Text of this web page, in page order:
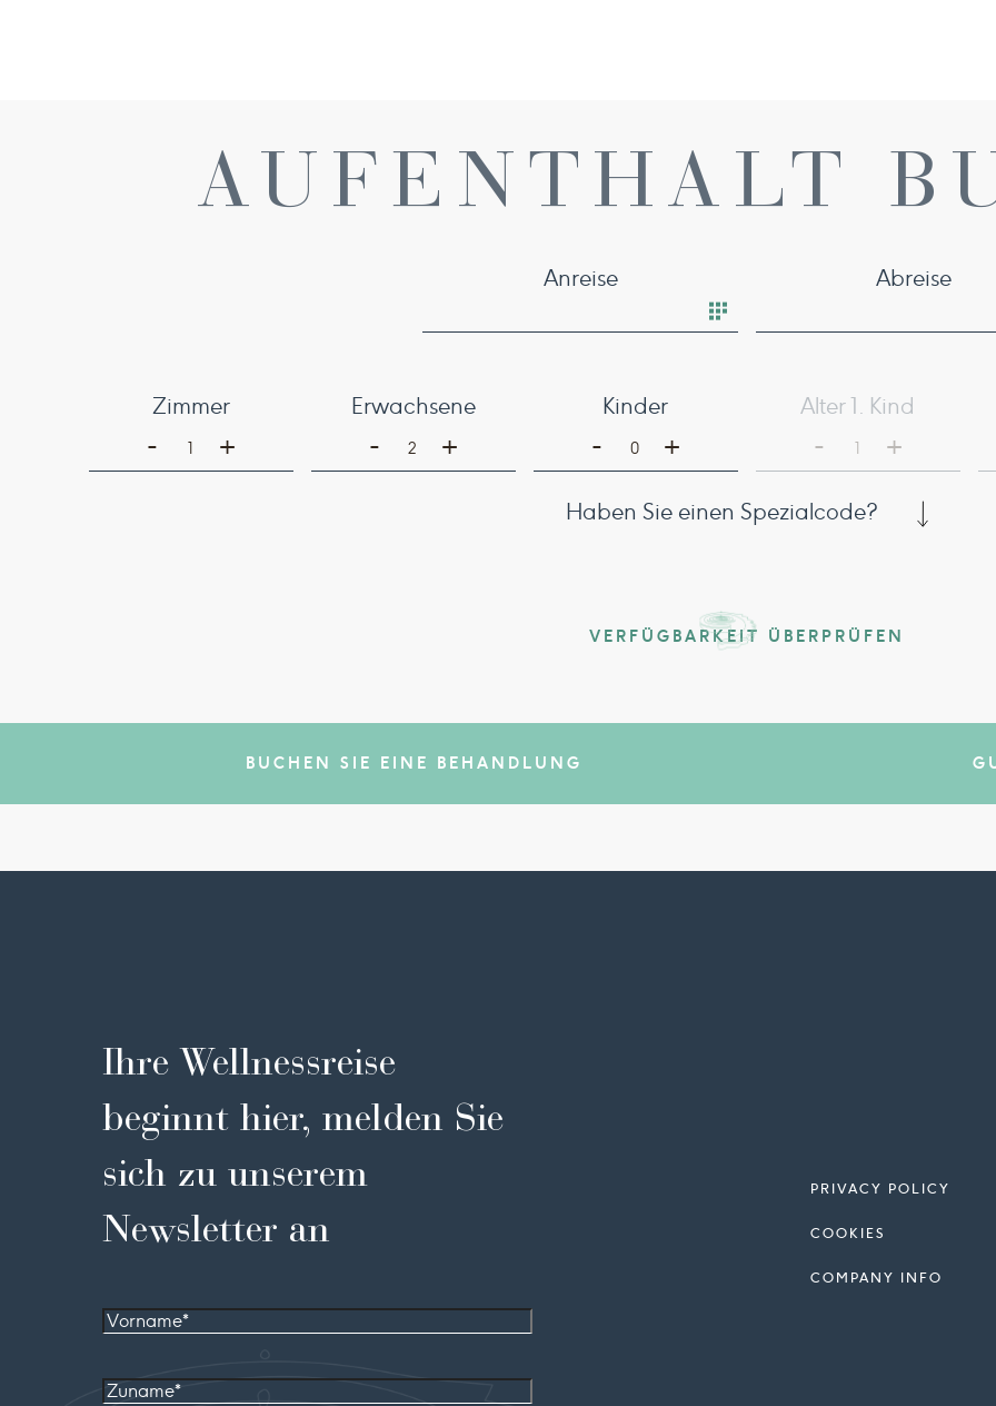
AUFENTHALT
Anreise Abreise
Zimmer
- +
Erwachsene
2
- +
Kinder
0
- +
Alter 1. Kind
- +
Haben Sie einen Spezialcode?
VERFÜGBARKEIT ÜBERPRÜFEN
BUCHEN SIE EINE BEHANDLUNG
Ihre Wellnessreise
beginnt hier, melden Sie
sich zu unserem
Newsletter an
Vorname
Zuname*
PRIVACY POLICY
COOKIES
COMPANY INFO